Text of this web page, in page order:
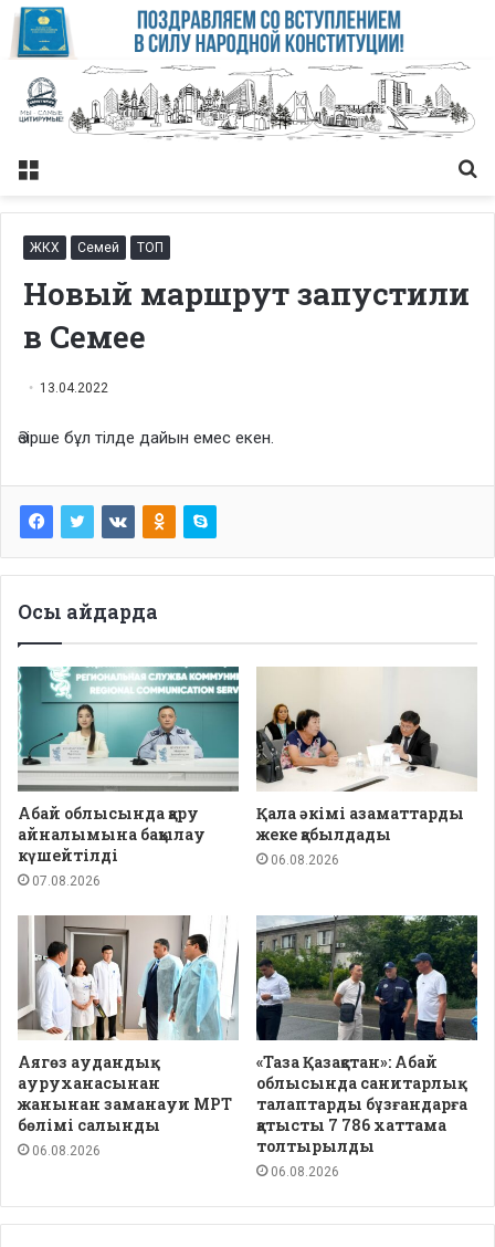
Меню
ЖКХ Семей ТОП
Новый маршрут запустили
в Семее
13.04.2022
Әзірше бұл тілде дайын емес екен.
Осы айдарда
Абай облысында қару
айналымына бақылау
күшейтілді
07.08.2026
Қала әкімі азаматтарды
жеке қабылдады
06.08.2026
Аягөз аудандық
ауруханасынан
жанынан заманауи МРТ
бөлімі салынды
06.08.2026
«Таза Қазақстан»: Абай
облысында санитарлық
талаптарды бұзғандарға
қатысты 7 786 хаттама
толтырылды
06.08.2026